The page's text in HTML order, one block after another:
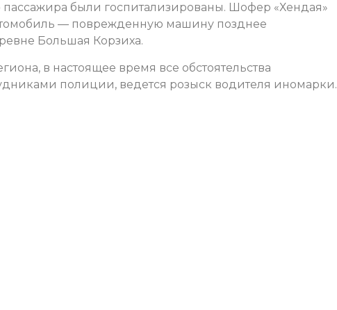
пассажира были госпитализированы. Шофер «Хендая»
— поврежденную машину позднее
Большая Корзиха.
в настоящее время все обстоятельства
полиции, ведется розыск водителя иномарки.